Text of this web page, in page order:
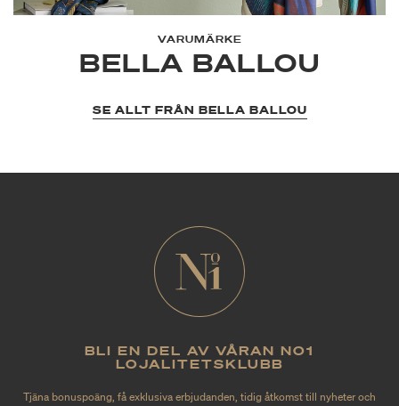
VARUMÄRKE
BELLA BALLOU
SE ALLT FRÅN BELLA BALLOU
BLI EN DEL AV VÅRAN NO1
LOJALITETSKLUBB
Tjäna bonuspoäng, få exklusiva erbjudanden, tidig åtkomst till nyheter och